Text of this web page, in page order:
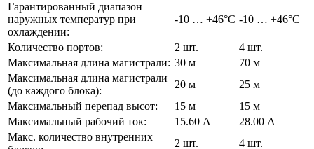
Гарантированный диапазон
наружных температур при
охлаждении:
-10 … +46°C -10 … +46°C
Количество портов: 2 шт.
4 шт.
Максимальная длина магистрали: 30 м
70 м
Максимальная длина магистрали
(до каждого блока):
20 м
25 м
Максимальный перепад высот:
15 м
15 м
Максимальный рабочий ток:
15.60 А
28.00 А
Макс. количество внутренних
2 шт. 4 шт.